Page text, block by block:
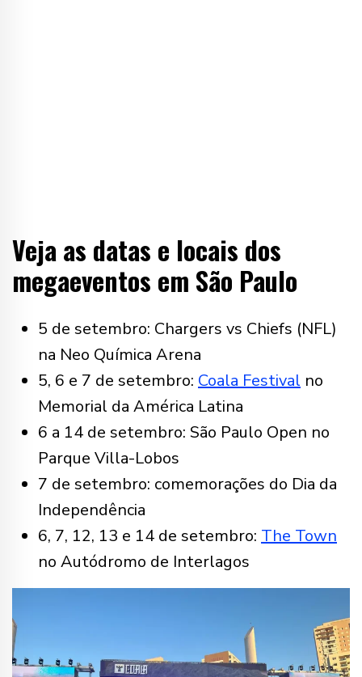
Veja as datas e locais dos
megaeventos em São Paulo
5 de setembro: Chargers vs Chiefs (NFL)
na Neo Química Arena
5, 6 e 7 de setembro: Coala Festival no
Memorial da América Latina
6 a 14 de setembro: São Paulo Open no
Parque Villa-Lobos
7 de setembro: comemorações do Dia da
Independência
6, 7, 12, 13 e 14 de setembro: The Town
no Autódromo de Interlagos